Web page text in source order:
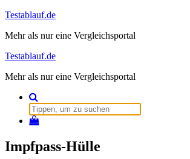
Zum
springen
Testablauf.de
Mehr als nur eine Vergleichsportal
Testablauf.de
Mehr als nur eine Vergleichsportal
Suchen
nach:
Impfpass-Hülle